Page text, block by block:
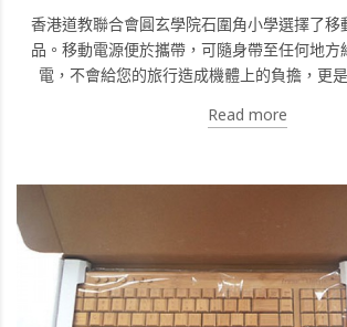
香港道教聯合會圓玄學院石圍角小學選擇了移
品。移動電源便於攜帶，可隨身帶至任何地方
電，不會給您的旅行造成機體上的負擔，更
Read more